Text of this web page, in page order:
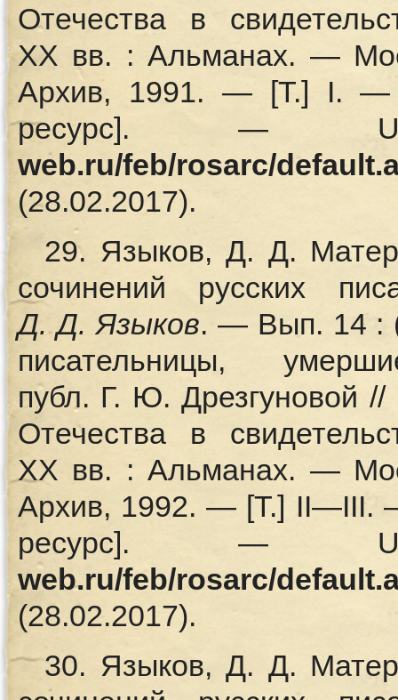
Отечества в
XX вв. : Альманах. —
Архив, 1991. — [Т.] I. —
ресурс].
web.ru/feb/rosarc/
(28.02.2017).
29. Языков, Д. Д.
сочинений русских
Д. Д. Языков. — Вып. 14 :
писательницы,
публ. Г. Ю. Дрезгуновой
Отечества в
XX вв. : Альманах. —
Архив, 1992. — [Т.] II—III.
ресурс].
web.ru/feb/rosarc/
(28.02.2017).
30. Языков, Д. Д.